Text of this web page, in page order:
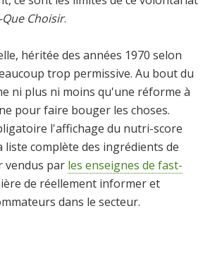
Que Choisir.
héritée des années 1970 selon
trop permissive. Au bout du
ni plus ni moins qu'une réforme à
pour faire bouger les choses.
l'affichage du nutri-score
liste complète des ingrédients de
vendus par les enseignes de fast-
de réellement informer et
dans le secteur.